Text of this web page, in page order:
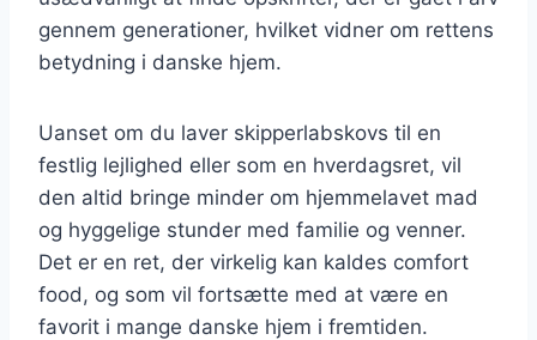
gennem generationer, hvilket vidner om rettens
betydning i danske hjem.
Uanset om du laver skipperlabskovs til en
festlig lejlighed eller som en hverdagsret, vil
den altid bringe minder om hjemmelavet mad
og hyggelige stunder med familie og venner.
Det er en ret, der virkelig kan kaldes comfort
food, og som vil fortsætte med at være en
favorit i mange danske hjem i fremtiden.